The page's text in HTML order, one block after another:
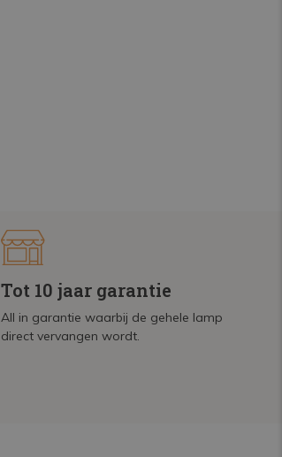
Tot 10 jaar garantie
All in garantie waarbij de gehele lamp
direct vervangen wordt.